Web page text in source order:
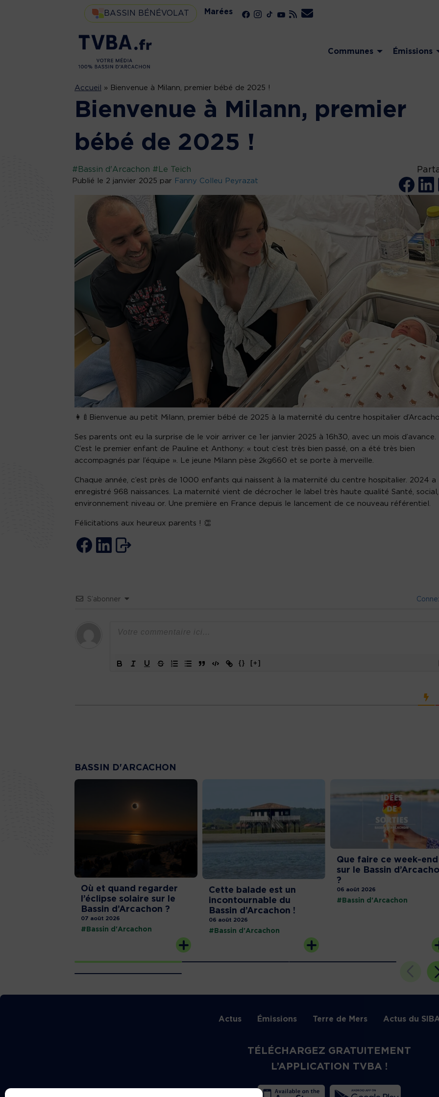
BASSIN BÉNÉVOLAT Marées
Communes Émissions
Accueil » Bienvenue à Milann, premier bébé de 2025 !
Bienvenue à Milann, premier
bébé de 2025 !
#Bassin d'Arcachon #Le Teich
Publié le 2 janvier 2025 par Fanny Colleu Peyrazat
👩‍🍼Bienvenue au petit Milann, premier bébé de 2025 à la maternité du centre hospitalier
Ses parents ont eu la surprise de le voir arriver ce 1er janvier 2025 à 16h30, avec un mois d’avance.
C’est le premier enfant de Pauline et Anthony: « tout c’est très bien passé, on a été très bien
accompagnés par l’équipe ». Le jeune Milann pèse 2kg660 et se porte à merveille.
Chaque année, c’est près de 1000 enfants qui naissent à la maternité du centre hospitalier. 2024 a
enregistré 968 naissances. La maternité vient de décrocher le label très haute qualité Santé, social,
environnement niveau or. Une première en France depuis le lancement de ce nouveau référentiel.
Félicitations aux heureux parents ! 👏
S’abonner
{} [+]
BASSIN D'ARCACHON
Où et quand regarder
l’éclipse solaire sur le
Bassin d’Arcachon ?
07 août 2026
#Bassin d'Arcachon
Cette balade est un
incontournable du
Bassin d’Arcachon !
06 août 2026
#Bassin d'Arcachon
Que faire ce week-end
sur le Bassin
?
06 août 2026
#Bassin d'Arcachon
Actus Émissions Terre de Mers Actus du
TÉLÉCHARGEZ GRATUITEMENT
L’APPLICATION TVBA !